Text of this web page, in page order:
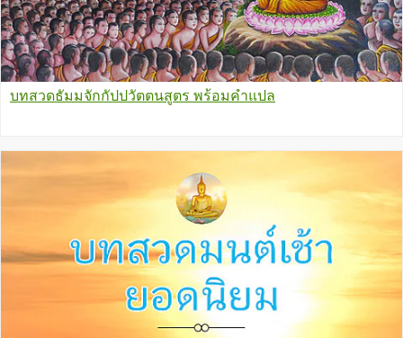
บทสวดธัมมจักกัปปวัตตนสูตร พร้อมคำแปล